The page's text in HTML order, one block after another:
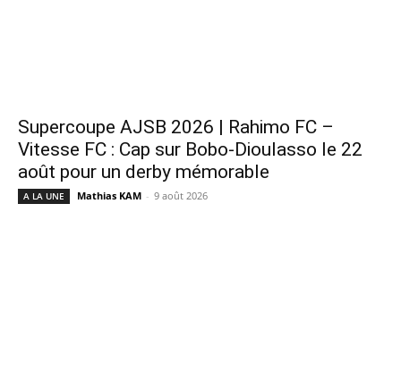
Supercoupe AJSB 2026 | Rahimo FC –
Vitesse FC : Cap sur Bobo-Dioulasso le 22
août pour un derby mémorable
A LA UNE Mathias KAM - 9 août 2026